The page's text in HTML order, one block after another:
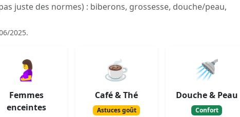
juste des normes) : biberons, grossesse, douche/peau,
2025.
🤰
Femmes
enceintes
☕
Café & Thé
Astuces goût
🚿
Douche & Peau
Confort